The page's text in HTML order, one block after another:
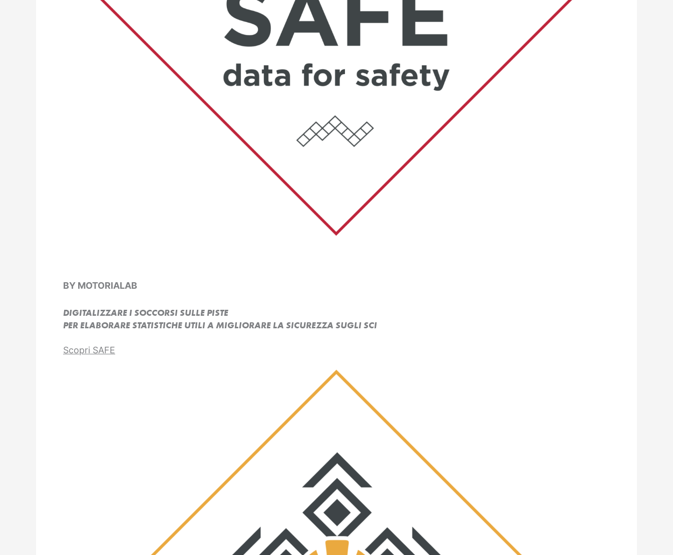
BY MOTORIALAB
DIGITALIZZARE I SOCCORSI SULLE PISTE
PER ELABORARE STATISTICHE UTILI A MIGLIORARE LA SICUREZZA SUGLI SCI
Scopri SAFE